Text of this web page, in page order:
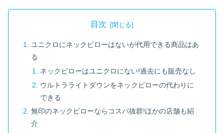
目次
ユニクロにネックピローはないが代用できる商品はあ
る
ネックピローはユニクロにない!過去にも販売なし
ウルトラライトダウンをネックピローの代わりに
できる
無印のネックピローならコスパ抜群!ほかの店舗も紹
介